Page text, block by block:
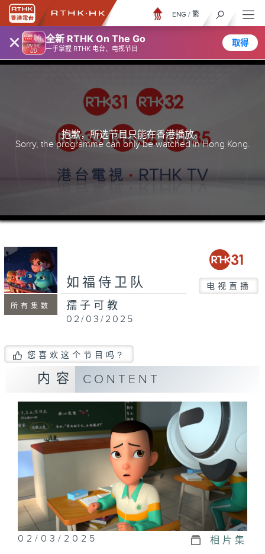
× 全新 RTHK On The Go
一手掌握 RTHK 电台、电视节目
取得
ENG / 繁
抱歉，所选节目只能在香港播放。
Sorry, the programme can only be watched in Hong Kong.
所有集数
如福侍卫队 电视直播
孺子可教
02/03/2025
您喜欢这个节目吗?
内容 CONTENT
02/03/2025 相片集